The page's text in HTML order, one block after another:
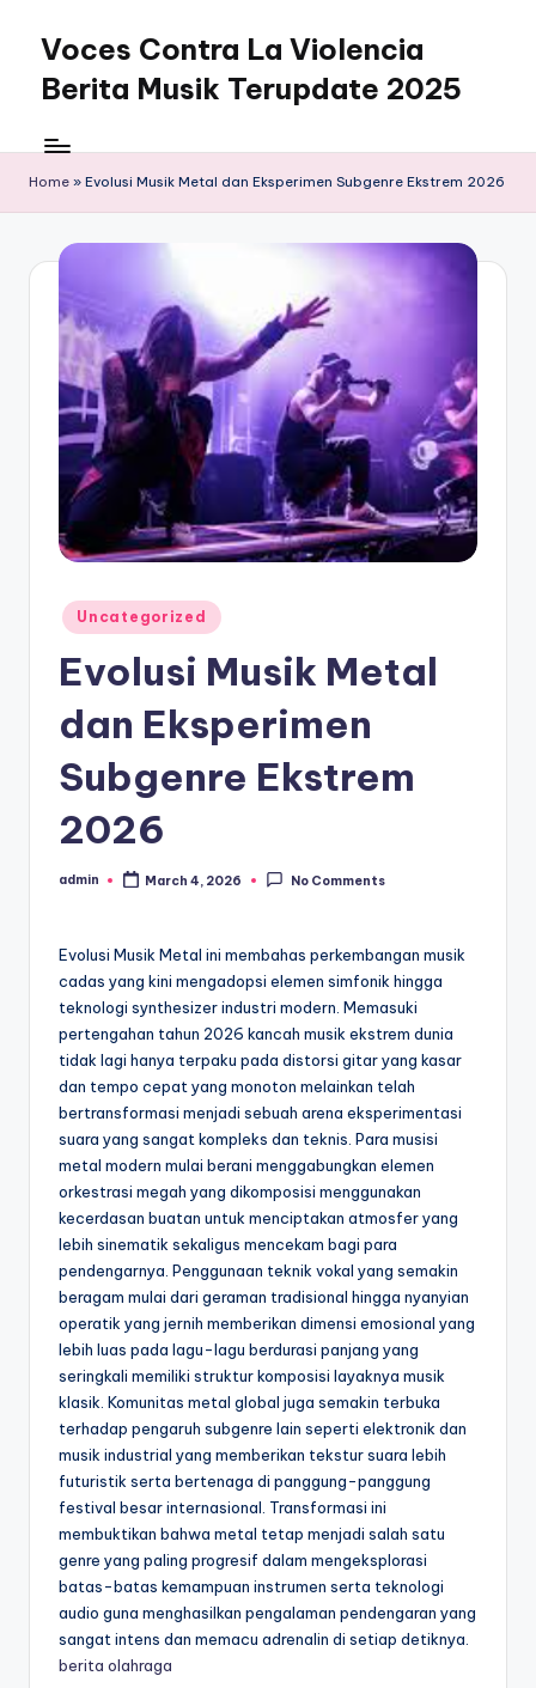
content
Voces Contra La Violencia
Berita Musik Terupdate 2025
Home » Evolusi Musik Metal dan Eksperimen Subgenre Ekstrem 2026
Posted
in
Uncategorized
Evolusi Musik Metal
dan Eksperimen
Subgenre Ekstrem
2026
Posted
admin March 4, 2026 No Comments
Evolusi Musik Metal ini membahas perkembangan musik
cadas yang kini mengadopsi elemen simfonik hingga
teknologi synthesizer industri modern. Memasuki
pertengahan tahun 2026 kancah musik ekstrem dunia
tidak lagi hanya terpaku pada distorsi gitar yang kasar
dan tempo cepat yang monoton melainkan telah
bertransformasi menjadi sebuah arena eksperimentasi
suara yang sangat kompleks dan teknis. Para musisi
metal modern mulai berani menggabungkan elemen
orkestrasi megah yang dikomposisi menggunakan
kecerdasan buatan untuk menciptakan atmosfer yang
lebih sinematik sekaligus mencekam bagi para
pendengarnya. Penggunaan teknik vokal yang semakin
beragam mulai dari geraman tradisional hingga nyanyian
operatik yang jernih memberikan dimensi emosional yang
lebih luas pada lagu-lagu berdurasi panjang yang
seringkali memiliki struktur komposisi layaknya musik
klasik. Komunitas metal global juga semakin terbuka
terhadap pengaruh subgenre lain seperti elektronik dan
musik industrial yang memberikan tekstur suara lebih
futuristik serta bertenaga di panggung-panggung
festival besar internasional. Transformasi ini
membuktikan bahwa metal tetap menjadi salah satu
genre yang paling progresif dalam mengeksplorasi
batas-batas kemampuan instrumen serta teknologi
audio guna menghasilkan pengalaman pendengaran yang
sangat intens dan memacu adrenalin di setiap detiknya.
berita olahraga